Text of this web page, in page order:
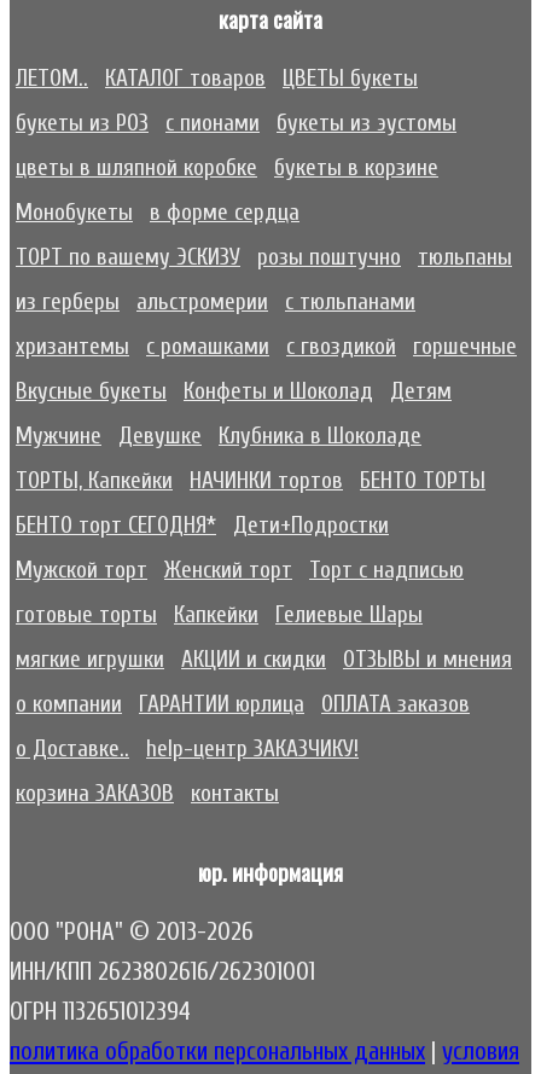
карта сайта
ЛЕТОМ.. КАТАЛОГ товаров
ЦВЕТЫ букеты
букеты из РОЗ
с пионами
букеты из эустомы
цветы в шляпной коробке
букеты в корзине
Монобукеты
в форме сердца
ТОРТ по вашему ЭСКИЗУ
розы поштучно
тюльпаны
из герберы
альстромерии
с тюльпанами
хризантемы
с ромашками с гвоздикой
горшечные
Вкусные букеты
Конфеты и Шоколад
Детям
Мужчине
Девушке
Клубника в Шоколаде
ТОРТЫ, Капкейки
НАЧИНКИ тортов
БЕНТО ТОРТЫ
БЕНТО торт СЕГОДНЯ*
Дети+Подростки
Мужской торт
Женский торт
Торт с надписью
готовые торты
Капкейки
Гелиевые Шары
мягкие игрушки
АКЦИИ и скидки
ОТЗЫВЫ и мнения
о компании
ГАРАНТИИ юрлица
ОПЛАТА заказов
о Доставке..
help-центр ЗАКАЗЧИКУ!
корзина ЗАКАЗОВ
контакты
юр. информация
ООО "РОНА" © 2013-2026
ИНН/КПП 2623802616/262301001
ОГРН 1132651012394
политика обработки персональных данных | условия